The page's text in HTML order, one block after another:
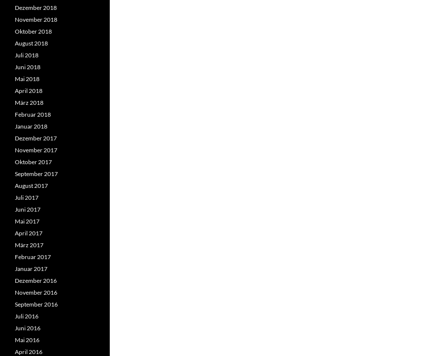
Dezember 2018
November 2018
Oktober 2018
August 2018
Juli 2018
Juni 2018
Mai 2018
April 2018
März 2018
Februar 2018
Januar 2018
Dezember 2017
November 2017
Oktober 2017
September 2017
August 2017
Juli 2017
Juni 2017
Mai 2017
April 2017
März 2017
Februar 2017
Januar 2017
Dezember 2016
November 2016
September 2016
Juli 2016
Juni 2016
Mai 2016
April 2016